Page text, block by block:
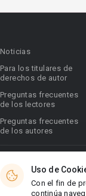
Uso de
Con el fin de
continúa
Noticias
Para los titulares de
derechos de autor
Preguntas frecuentes
de los lectores
Preguntas frecuentes
de los autores
© 2026 Booknet.
Dirección comercial:
6036, Chipre